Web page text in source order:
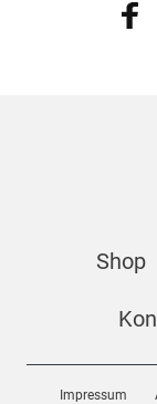
Shop
Impressum